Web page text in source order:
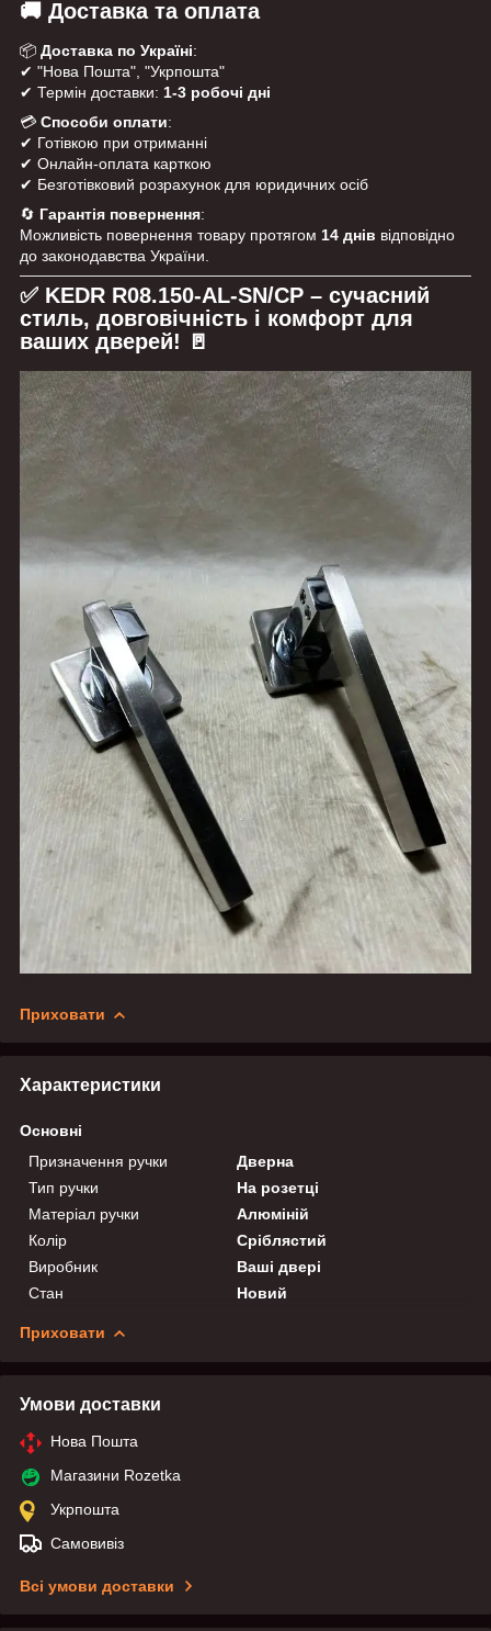
🚚 Доставка та оплата
📦 Доставка по Україні:
✔ "Нова Пошта", "Укрпошта"
✔ Термін доставки: 1-3 робочі дні
💳 Способи оплати:
✔ Готівкою при отриманні
✔ Онлайн-оплата карткою
✔ Безготівковий розрахунок для юридичних осіб
🔄 Гарантія повернення:
Можливість повернення товару протягом 14 днів відповідно
до законодавства України.
✅ KEDR R08.150-AL-SN/CP – сучасний
стиль, довговічність і комфорт для
ваших дверей! 🚪
Приховати
Характеристики
Основні
Призначення ручки
Дверна
Тип ручки
На розетці
Матеріал ручки
Алюміній
Колір
Сріблястий
Виробник
Ваші двері
Стан
Новий
Приховати
Умови доставки
Нова Пошта
Магазини Rozetka
Укрпошта
Самовивіз
Всі умови доставки